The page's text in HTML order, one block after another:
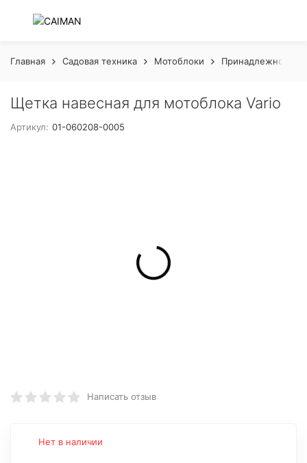
Главная Садовая техника Мотоблоки Принадлежности
Щетка навесная для мотоблока Vario
Артикул: 01-060208-0005
Написать отзыв
Нет в наличии